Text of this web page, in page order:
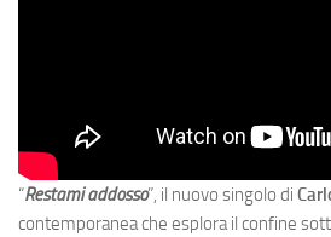
“Restami addosso”, il nuovo singolo di
contemporanea che esplora il confine